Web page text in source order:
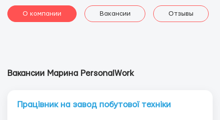
О компании Вакансии Отзывы
Вакансии Марина PersonalWork
Працівник на завод побутової техніки